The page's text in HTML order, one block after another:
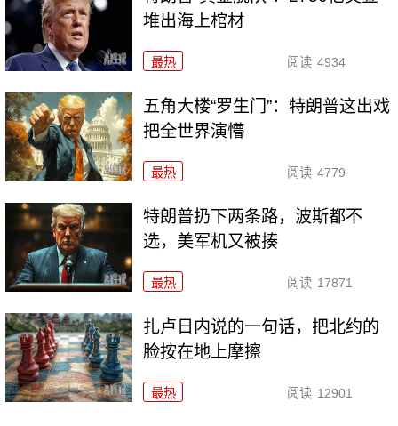
堆出海上棺材
最热 阅读 4934
五角大楼“罗生门”：特朗普这出戏
把全世界演懵
最热 阅读 4779
特朗普扔下两条路，波斯都不
选，美军机又被揍
最热 阅读 17871
扎卢日内说的一句话，把北约的
脸按在地上摩擦
最热 阅读 12901